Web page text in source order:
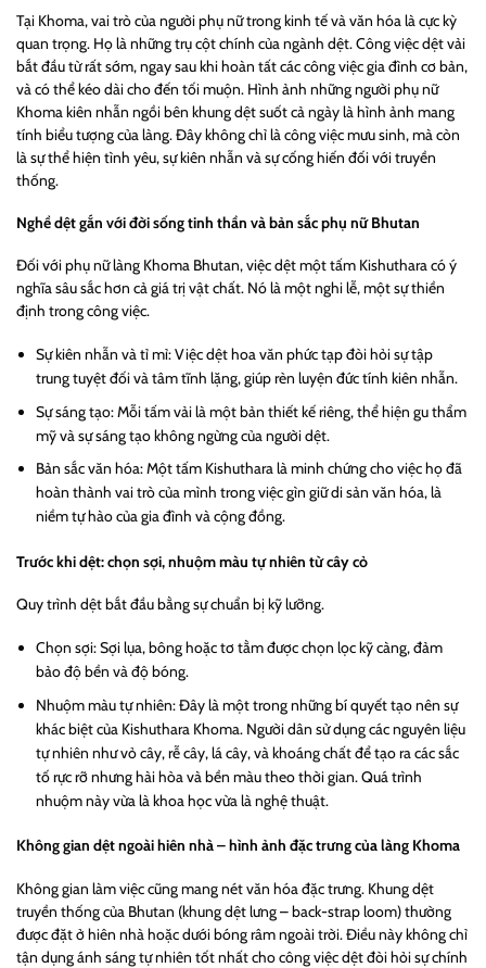
Tại Khoma, vai trò của người phụ nữ trong kinh tế và văn hóa là cực kỳ
quan trọng. Họ là những trụ cột chính của ngành dệt. Công việc dệt vải
bắt đầu từ rất sớm, ngay sau khi hoàn tất các công việc gia đình cơ bản,
và có thể kéo dài cho đến tối muộn. Hình ảnh những người phụ nữ
Khoma kiên nhẫn ngồi bên khung dệt suốt cả ngày là hình ảnh mang
tính biểu tượng của làng. Đây không chỉ là công việc mưu sinh, mà còn
là sự thể hiện tình yêu, sự kiên nhẫn và sự cống hiến đối với truyền
thống.
Nghề dệt gắn với đời sống tinh thần và bản sắc phụ nữ Bhutan
Đối với phụ nữ làng Khoma Bhutan, việc dệt một tấm Kishuthara có ý
nghĩa sâu sắc hơn cả giá trị vật chất. Nó là một nghi lễ, một sự thiền
định trong công việc.
Sự kiên nhẫn và tỉ mỉ: Việc dệt hoa văn phức tạp đòi hỏi sự tập
trung tuyệt đối và tâm tĩnh lặng, giúp rèn luyện đức tính kiên nhẫn.
Sự sáng tạo: Mỗi tấm vải là một bản thiết kế riêng, thể hiện gu thẩm
mỹ và sự sáng tạo không ngừng của người dệt.
Bản sắc văn hóa: Một tấm Kishuthara là minh chứng cho việc họ đã
hoàn thành vai trò của mình trong việc gìn giữ di sản văn hóa, là
niềm tự hào của gia đình và cộng đồng.
Trước khi dệt: chọn sợi, nhuộm màu tự nhiên từ cây cỏ
Quy trình dệt bắt đầu bằng sự chuẩn bị kỹ lưỡng.
Chọn sợi: Sợi lụa, bông hoặc tơ tằm được chọn lọc kỹ càng, đảm
bảo độ bền và độ bóng.
Nhuộm màu tự nhiên: Đây là một trong những bí quyết tạo nên sự
khác biệt của Kishuthara Khoma. Người dân sử dụng các nguyên liệu
tự nhiên như vỏ cây, rễ cây, lá cây, và khoáng chất để tạo ra các sắc
tố rực rỡ nhưng hài hòa và bền màu theo thời gian. Quá trình
nhuộm này vừa là khoa học vừa là nghệ thuật.
Không gian dệt ngoài hiên nhà – hình ảnh đặc trưng của làng Khoma
Không gian làm việc cũng mang nét văn hóa đặc trưng. Khung dệt
truyền thống của Bhutan (khung dệt lưng – back-strap loom) thường
được đặt ở hiên nhà hoặc dưới bóng râm ngoài trời. Điều này không chỉ
tận dụng ánh sáng tự nhiên tốt nhất cho công việc dệt đòi hỏi sự chính